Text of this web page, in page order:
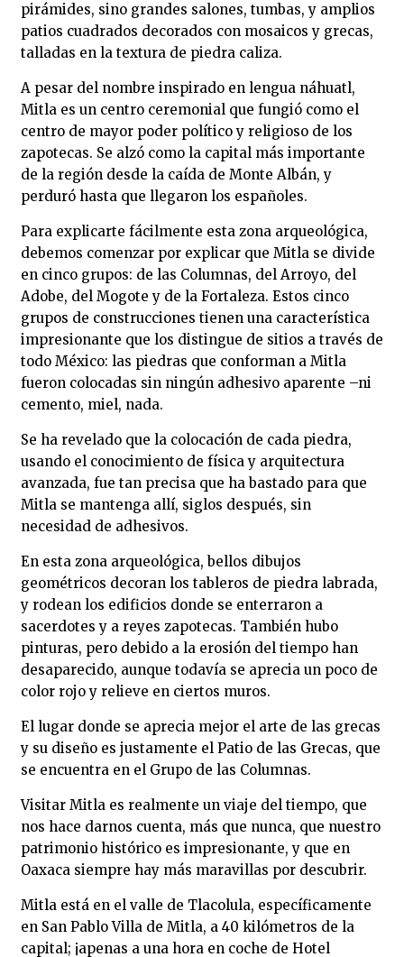
pirámides, sino grandes salones, tumbas, y amplios
patios cuadrados decorados con mosaicos y grecas,
talladas en la textura de piedra caliza.
A pesar del nombre inspirado en lengua náhuatl,
Mitla es un centro ceremonial que fungió como el
centro de mayor poder político y religioso de los
zapotecas. Se alzó como la capital más importante
de la región desde la caída de Monte Albán, y
perduró hasta que llegaron los españoles.
Para explicarte fácilmente esta zona arqueológica,
debemos comenzar por explicar que Mitla se divide
en cinco grupos: de las Columnas, del Arroyo, del
Adobe, del Mogote y de la Fortaleza. Estos cinco
grupos de construcciones tienen una característica
impresionante que los distingue de sitios a través de
todo México: las piedras que conforman a Mitla
fueron colocadas sin ningún adhesivo aparente –ni
cemento, miel, nada.
Se ha revelado que la colocación de cada piedra,
usando el conocimiento de física y arquitectura
avanzada, fue tan precisa que ha bastado para que
Mitla se mantenga allí, siglos después, sin
necesidad de adhesivos.
En esta zona arqueológica, bellos dibujos
geométricos decoran los tableros de piedra labrada,
y rodean los edificios donde se enterraron a
sacerdotes y a reyes zapotecas. También hubo
pinturas, pero debido a la erosión del tiempo han
desaparecido, aunque todavía se aprecia un poco de
color rojo y relieve en ciertos muros.
El lugar donde se aprecia mejor el arte de las grecas
y su diseño es justamente el Patio de las Grecas, que
se encuentra en el Grupo de las Columnas.
Visitar Mitla es realmente un viaje del tiempo, que
nos hace darnos cuenta, más que nunca, que nuestro
patrimonio histórico es impresionante, y que en
Oaxaca siempre hay más maravillas por descubrir.
Mitla está en el valle de Tlacolula, específicamente
en San Pablo Villa de Mitla, a 40 kilómetros de la
capital; ¡apenas a una hora en coche de Hotel